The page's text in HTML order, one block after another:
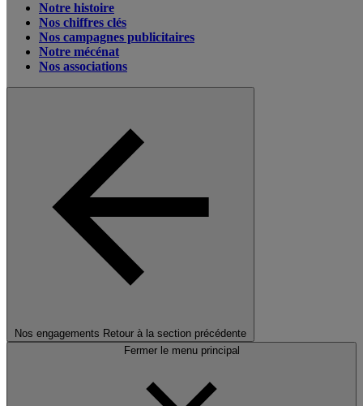
Notre histoire
Nos chiffres clés
Nos campagnes publicitaires
Notre mécénat
Nos associations
Nos engagements Retour à la section précédente
Fermer le menu principal